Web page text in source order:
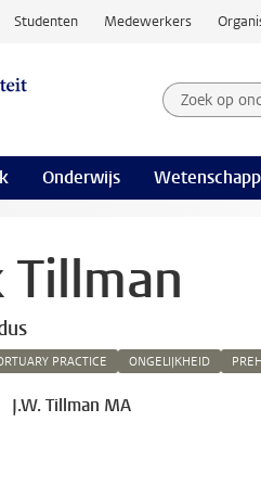
Studenten Medewerkers
Zoek op
Zoekterm
Onderwijs
Tillman
PRACTICE ONGELIJKHEID
J.W. Tillman MA